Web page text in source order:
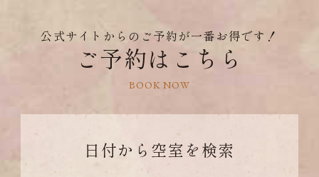
公式サイトからのご予約が一番お得です！
ご予約はこちら
BOOK NOW
日付から 空室を検索